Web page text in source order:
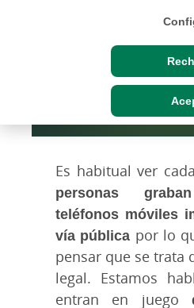
Es habitual ver
personas
teléfonos móviles
vía pública por lo
pensar que se trata
legal. Estamos
entran en juego